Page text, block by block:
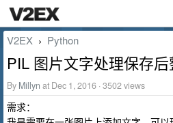
V2EX › Python
PIL 图片文字处理保存
By Millyn at Dec 1, 2016 · 3502 views
需求：